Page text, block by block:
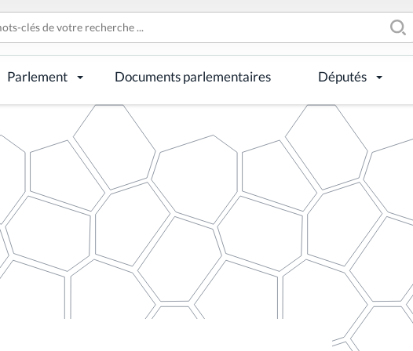
Parlement Documents parlementaires Députés